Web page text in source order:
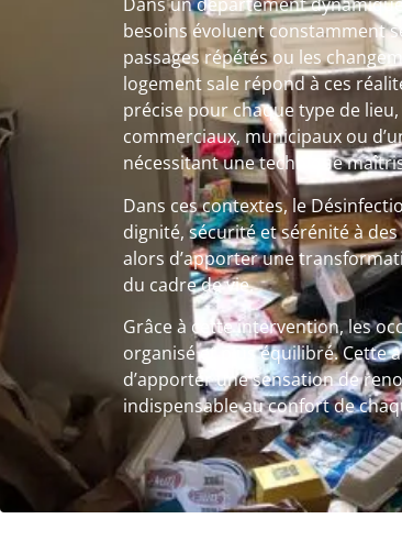
Dans un département
besoins évoluent constamment
passages répétés ou les
logement sale répond à ces
précise pour chaque type de lieu,
commerciaux, municipaux ou
nécessitant une technique
Dans ces contextes, le
dignité, sécurité et sérénité à
alors d’apporter une
du cadre de vie.
Grâce à cette intervention, les
organisé et plus équilibré. Cette
d’apporter une sensation de
indispensable au confort de